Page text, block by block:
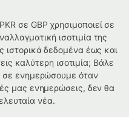
σε GBP χρησιμοποιεί σε
ισοτιμία της
ιστορικά δεδομένα έως και
καλύτερη ισοτιμία; Βάλε
σε ενημερώσουμε όταν
μας ενημερώσεις, δεν θα
νέα.